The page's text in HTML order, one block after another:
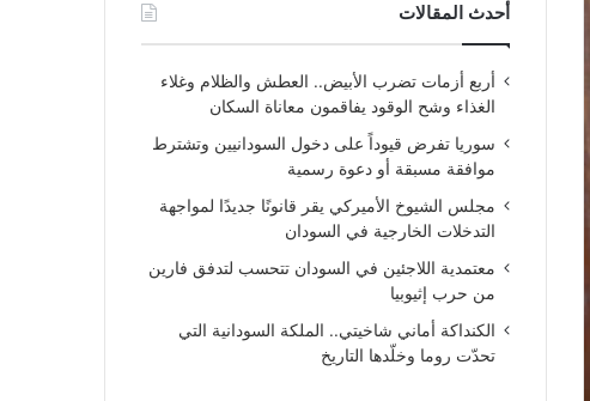
أحدث المقالات
أربع أزمات تضرب الأبيض.. العطش والظلام وغلاء
الغذاء وشح الوقود يفاقمون معاناة السكان
سوريا تفرض قيوداً على دخول السودانيين وتشترط
موافقة مسبقة أو دعوة رسمية
مجلس الشيوخ الأميركي يقر قانونًا جديدًا لمواجهة
التدخلات الخارجية في السودان
معتمدية اللاجئين في السودان تتحسب لتدفق فارين
من حرب إثيوبيا
الكنداكة أماني شاخيتي.. الملكة السودانية التي
تحدّت روما وخلّدها التاريخ